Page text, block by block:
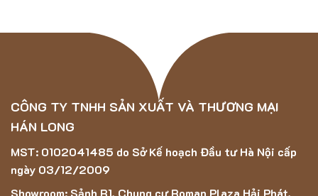
Thích hợp trải phòng ngủ, phòng khách
CÔNG TY TNHH SẢN XUẤT VÀ THƯƠNG MẠI
HÁN LONG
MST: 0102041485 do Sở Kế hoạch Đầu tư Hà Nội cấp
ngày 03/12/2009